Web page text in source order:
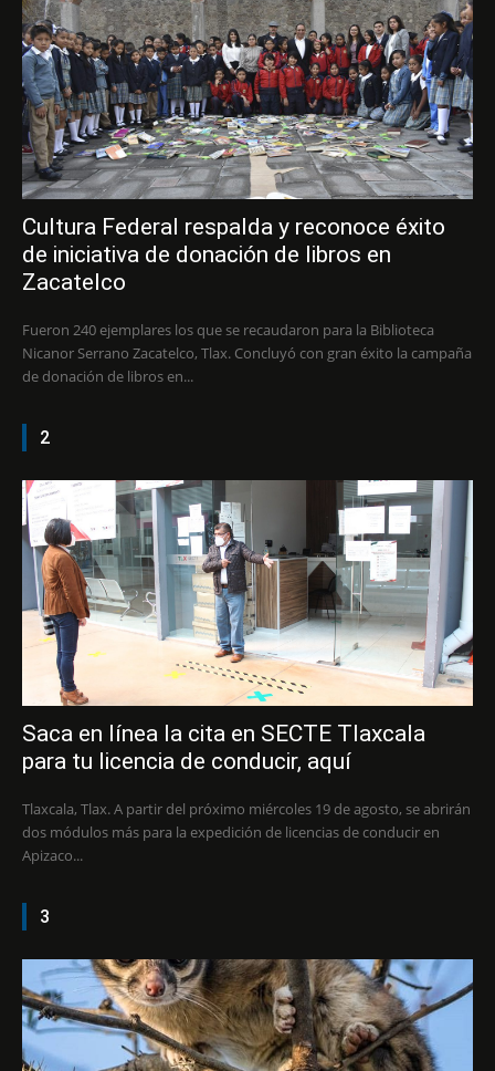
Cultura Federal respalda y reconoce éxito
de iniciativa de donación de libros en
Zacatelco
Fueron 240 ejemplares los que se recaudaron para la Biblioteca
Nicanor Serrano Zacatelco, Tlax. Concluyó con gran éxito la campaña
de donación de libros en...
2
Saca en línea la cita en SECTE Tlaxcala
para tu licencia de conducir, aquí
Tlaxcala, Tlax. A partir del próximo miércoles 19 de agosto, se abrirán
dos módulos más para la expedición de licencias de conducir en
Apizaco...
3